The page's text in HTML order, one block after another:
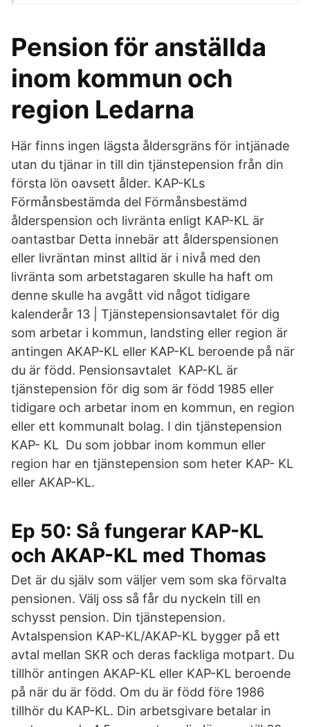
Pension för anställda
inom kommun och
region Ledarna
Här finns ingen lägsta åldersgräns för intjänade
utan du tjänar in till din tjänstepension från din
första lön oavsett ålder. KAP-KLs
Förmånsbestämda del Förmånsbestämd
ålderspension och livränta enligt KAP-KL är
oantastbar Detta innebär att ålderspensionen
eller livräntan minst alltid är i nivå med den
livränta som arbetstagaren skulle ha haft om
denne skulle ha avgått vid något tidigare
kalenderår 13 | Tjänstepensionsavtalet för dig
som arbetar i kommun, landsting eller region är
antingen AKAP-KL eller KAP-KL beroende på när
du är född. Pensionsavtalet KAP-KL är
tjänstepension för dig som är född 1985 eller
tidigare och arbetar inom en kommun, en region
eller ett kommunalt bolag. I din tjänstepension
KAP- KL Du som jobbar inom kommun eller
region har en tjänstepension som heter KAP- KL
eller AKAP-KL.
Ep 50: Så fungerar KAP-KL
och AKAP-KL med Thomas
Det är du själv som väljer vem som ska förvalta
pensionen. Välj oss så får du nyckeln till en
schysst pension. Din tjänstepension.
Avtalspension KAP-KL/AKAP-KL bygger på ett
avtal mellan SKR och deras fackliga motpart. Du
tillhör antingen AKAP-KL eller KAP-KL beroende
på när du är född. Om du är född före 1986
tillhör du KAP-KL. Din arbetsgivare betalar in